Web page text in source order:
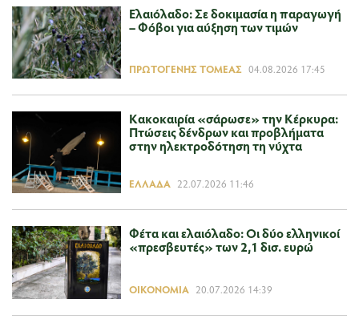
Ελαιόλαδο: Σε δοκιμασία η παραγωγή
– Φόβοι για αύξηση των τιμών
ΠΡΩΤΟΓΕΝΉΣ ΤΟΜΈΑΣ 04.08.2026 17:45
Κακοκαιρία «σάρωσε» την Κέρκυρα:
Πτώσεις δένδρων και προβλήματα
στην ηλεκτροδότηση τη νύχτα
ΕΛΛΆΔΑ 22.07.2026 11:46
Φέτα και ελαιόλαδο: Οι δύο ελληνικοί
«πρεσβευτές» των 2,1 δισ. ευρώ
ΟΙΚΟΝΟΜΊΑ 20.07.2026 14:39